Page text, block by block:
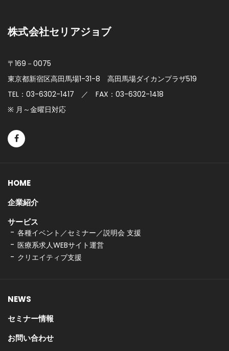
株式会社セリアジョブ
〒169－0075
東京都新宿区高田馬場1-31-8 高田馬場ダイカンプラザ519
TEL：03-6302-1417 ／ FAX：03-6302-1418
※ 月～金曜日対応
HOME
企業紹介
サービス
各種イベント／セミナー／説明会 支援
医療系求人WEBサイト運営
クリエイティブ支援
NEWS
セミナー情報
お問い合わせ